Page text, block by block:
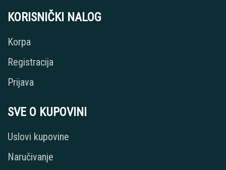
KORISNIČKI NALOG
Korpa
Registracija
Prijava
SVE O KUPOVINI
Uslovi kupovine
Naručivanje